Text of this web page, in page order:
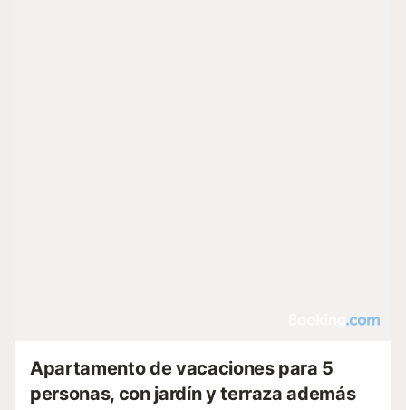
Apartamento de vacaciones para 5
personas, con jardín y terraza además